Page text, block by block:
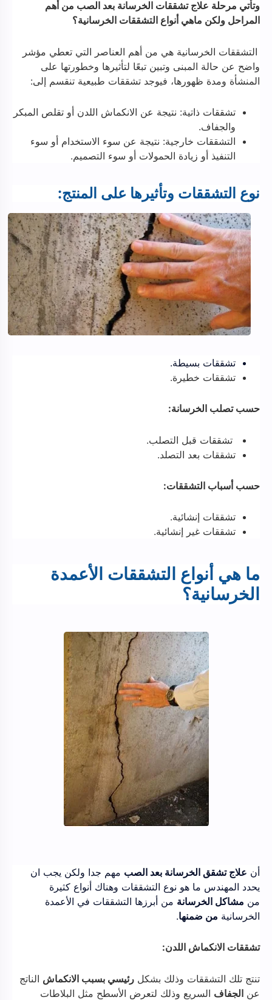
وتأتي مرحلة علاج تشققات الخرسانة بعد الصب من أهم
المراحل ولكن ماهي أنواع التشققات الخرسانية؟
التشققات الخرسانية هي من أهم العناصر التي تعطي مؤشر
واضح عن حالة المبنى وتبين تبعًا لتأثيرها وخطورتها على
المنشأة ومدة ظهورها، فيوجد تشققات طبيعية تنقسم إلى:
تشققات ذاتية: نتيجة عن الانكماش اللدن أو تقلص المبكر
والجفاف.
التشققات خارجية: نتيجة عن سوء الاستخدام أو سوء
التنفيذ أو زيادة الحمولات أو سوء التصميم.
نوع التشققات وتأثيرها على المنتج:
تشققات بسيطة.
تشققات خطيرة.
حسب تصلب الخرسانة:
تشققات قبل التصلب.
تشققات بعد التصلد.
حسب أسباب التشققات:
تشققات إنشائية.
تشققات غير إنشائية.
ما هي أنواع التشققات الأعمدة
الخرسانية؟
أن علاج تشقق الخرسانة بعد الصب مهم جدا ولكن يجب ان
يحدد المهندس ما هو نوع التشققات وهناك أنواع كثيرة
من مشاكل الخرسانة من أبرزها التشققات في الأعمدة
الخرسانية من ضمنها.
تشققات الانكماش اللدن:
تنتج تلك التشققات وذلك بشكل رئيسي بسبب الانكماش الناتج
عن الجفاف السريع وذلك لتعرض الأسطح مثل البلاطات